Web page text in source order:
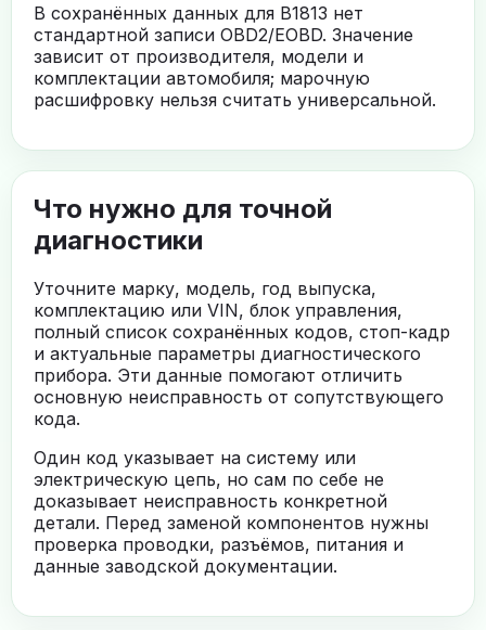
В сохранённых данных для B1813 нет
стандартной записи OBD2/EOBD. Значение
зависит от производителя, модели и
комплектации автомобиля; марочную
расшифровку нельзя считать универсальной.
Что нужно для точной
диагностики
Уточните марку, модель, год выпуска,
комплектацию или VIN, блок управления,
полный список сохранённых кодов, стоп-кадр
и актуальные параметры диагностического
прибора. Эти данные помогают отличить
основную неисправность от сопутствующего
кода.
Один код указывает на систему или
электрическую цепь, но сам по себе не
доказывает неисправность конкретной
детали. Перед заменой компонентов нужны
проверка проводки, разъёмов, питания и
данные заводской документации.